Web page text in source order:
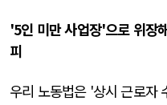
'5인 미만 사업장'으로 위장
피
우리 노동법은 '상시 근로자